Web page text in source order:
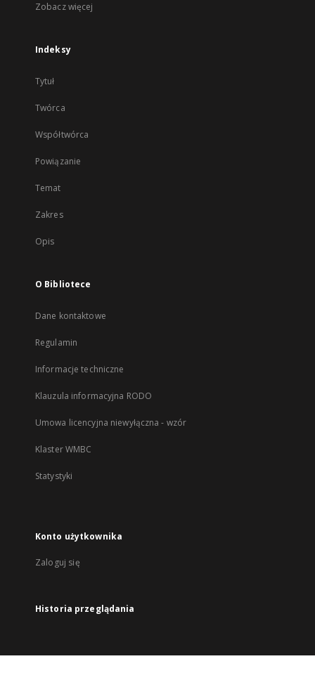
Zobacz więcej
Indeksy
Tytuł
Twórca
Współtwórca
Powiązanie
Temat
Zakres
Opis
O Bibliotece
Dane kontaktowe
Regulamin
Informacje techniczne
Klauzula informacyjna RODO
Umowa licencyjna niewyłączna - wzór
Klaster WMBC
Statystyki
Konto użytkownika
Zaloguj się
Historia przeglądania